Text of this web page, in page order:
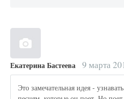
Екатерина Бастеева 9 марта
Это замечательная идея -